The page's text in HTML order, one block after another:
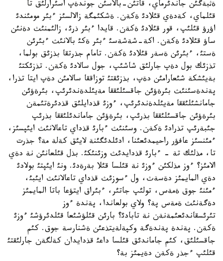
ةثبةگئن جاندئرماي، قاتئن-بالاسئن جوندةپ اسئرارلئق تا
قئلماي، كةدةي قئلادئ ةكةن. ةشكئمگة زالالسئز ءبئر مومئندئ
اؤرؤ قئلئپ، قور قئلادئ ةكةن. قايدا ءبئر ذرئ، زالئمنئث دةنئن
ساؤ قئلادئ ةكةن. اكة-شةشةسئ ءبئر ةكئ بالانئث ءبئرئن
ةستئ، ءبئرئن ةسةر قئلادئ ةكةن. تامام جذرتقا بذزئق بولما،
تذزئك بول دةپ جارلئق شاشئپ، جول سالادئ ةكةن. تذزئكتئ
بةيئشكة شئعارامئن دةپ، بذزئقتئ توزاققا سالامئن دةپ ايتا تذرا،
پةندةسئنئث بئرةؤئن جاقسئلئققا مةيئلدةندئرئپ، بئرةؤئن
جامانشئلئققا مةيئلدةندئرئپ، ءوزئ قذدايلئق قذدئرةتئمةن
بئرةؤئن جاقسئلئققا بذرئپ، بئرةؤئن جاماندئلئققا بذرئپ
جئبةرئپ تذرادئ ةكةن. وسئنئث ءبارئ قذداي تاعالانئث ايئپسئز،
ءمئنسئز عافؤر راحيمدئعئنا، ادئلدئگئنة لايئق كةلة مة؟ جذرت
تا، مذلئك تة - ءبارئ قذدايدئث وزئنئكئ. بذل قئلعانئن نة دةي
الامئز؟ ءوز مذلكئن ءوزئ نة قئلسا قئلا بةرةدئ. ونئ ايئپتئ بولادئ
دةي المايمئز دةسةث، ول ءسوزئث قذداي تاعالانئث ايئبئ،
ءمئنئ جوق ةمةس، تولئپ جاتئر، ءبئراق ايتؤعا باتا المايمئز
دةگةنئث ةمةس پة؟ ولاي بولعاندا، پةندة ءوز
تئرئسقاندئعئمةنةن نة تابادئ؟ بارئن قئلؤشئعا قئلدئرؤشئ ءوزئ
ةكةن. پةندة پةندةگة وكپةلةيتذعئن ةشنارسة جوق. كئم
جاقسئلئق، كئم جاماندئق قئلسا داعئ قذدايدان كةلگةن جارلئقتئ
قئلئپ ءجذر ةكةن دةيمئز بة؟